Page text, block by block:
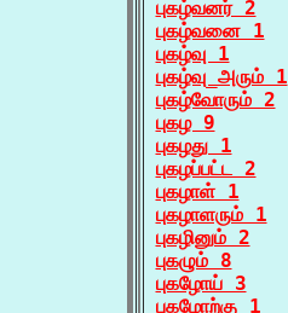
புகழ்வனர் 2
புகழ்வனை 1
புகழ்வு 1
புகழ்வு_அரும் 1
புகழ்வோரும் 2
புகழ 9
புகழது 1
புகழப்பட்ட 2
புகழாள் 1
புகழாளரும் 1
புகழினும் 2
புகழும் 8
புகழோய் 3
புகழோற்கு 1